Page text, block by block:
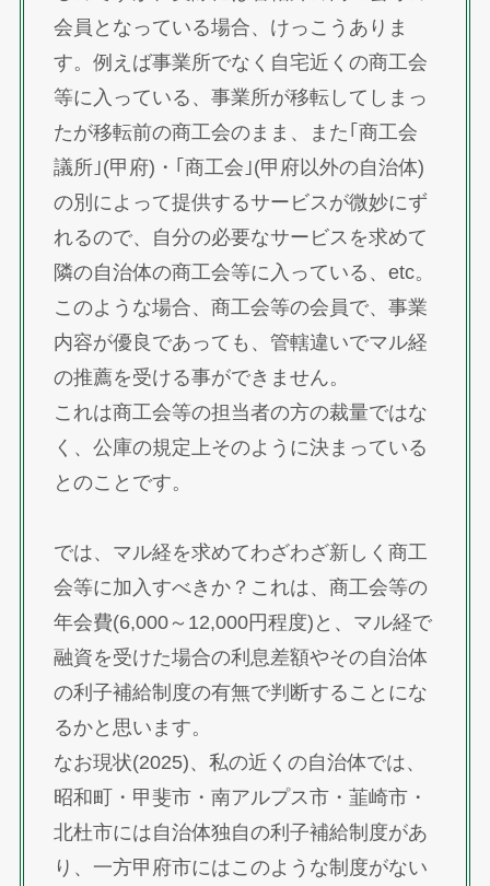
会員となっている場合、けっこうありま
す。例えば事業所でなく自宅近くの商工会
等に入っている、事業所が移転してしまっ
たが移転前の商工会のまま、また｢商工会
議所｣(甲府)・｢商工会｣(甲府以外の自治体)
の別によって提供するサービスが微妙にず
れるので、自分の必要なサービスを求めて
隣の自治体の商工会等に入っている、etc。
このような場合、商工会等の会員で、事業
内容が優良であっても、管轄違いでマル経
の推薦を受ける事ができません。
これは商工会等の担当者の方の裁量ではな
く、公庫の規定上そのように決まっている
とのことです。
では、マル経を求めてわざわざ新しく商工
会等に加入すべきか？これは、商工会等の
年会費(6,000～12,000円程度)と、マル経で
融資を受けた場合の利息差額やその自治体
の利子補給制度の有無で判断することにな
るかと思います。
なお現状(2025)、私の近くの自治体では、
昭和町・甲斐市・南アルプス市・韮崎市・
北杜市には自治体独自の利子補給制度があ
り、一方甲府市にはこのような制度がない